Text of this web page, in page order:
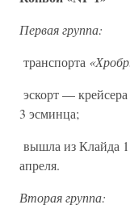
Первая группа:
транспорта
эскорт — крейсера
3 эсминца;
вышла из Клайда
апреля.
Вторая группа: